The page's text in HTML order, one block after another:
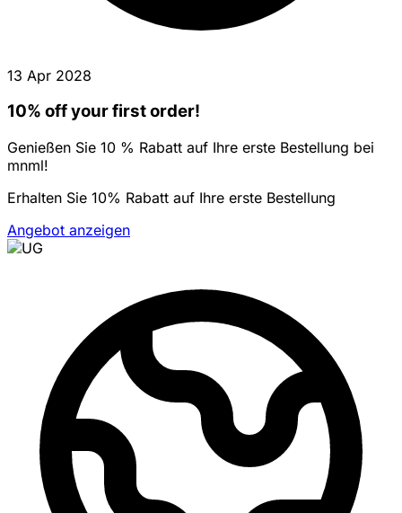
13 Apr 2028
10% off your first order!
Genießen Sie 10 % Rabatt auf Ihre erste Bestellung bei
mnml!
Erhalten Sie 10% Rabatt auf Ihre erste Bestellung
Angebot anzeigen